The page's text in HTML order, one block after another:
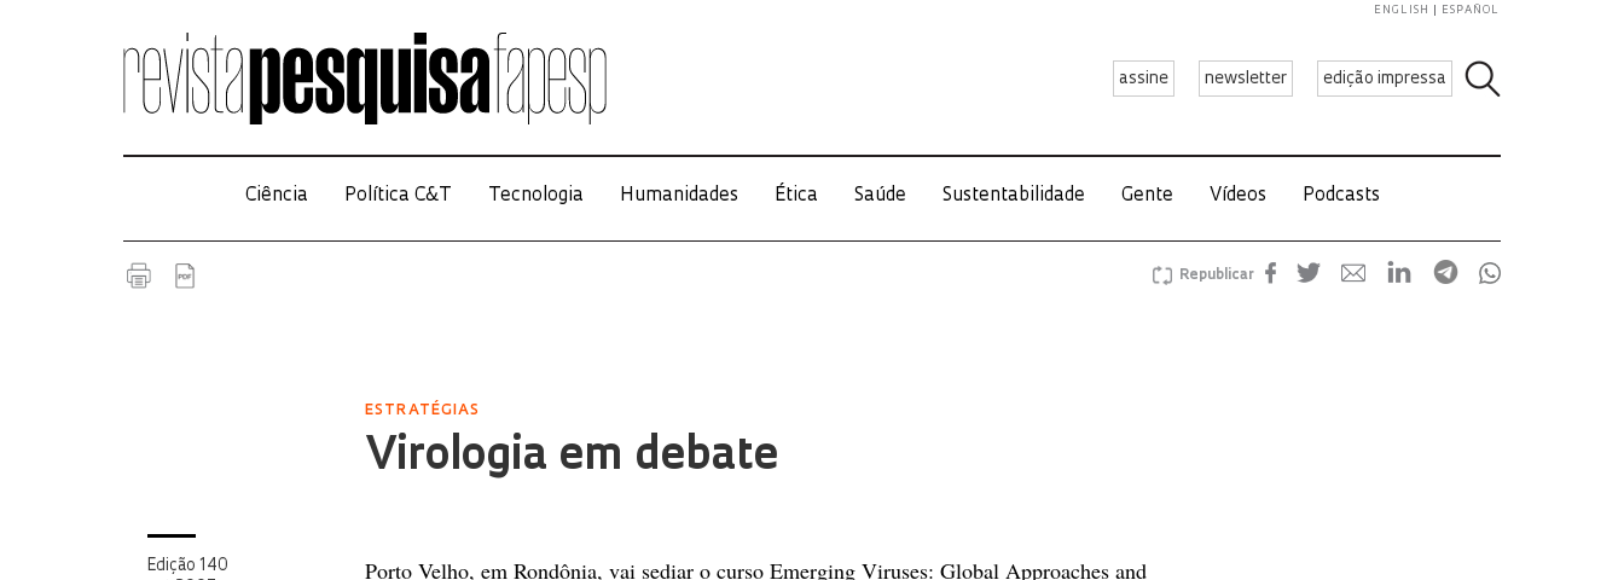
assine newsletter edição impressa
ENGLISH ESPAÑOL
Ciência Política C&T Tecnologia Humanidades Ética Saúde Sustentabilidade Gente Vídeos Podcasts
Republicar
ESTRATÉGIAS
Virologia em debate
Edição 140
Porto Velho, em Rondônia, vai sediar o curso Emerging Viruses: Global Approaches and